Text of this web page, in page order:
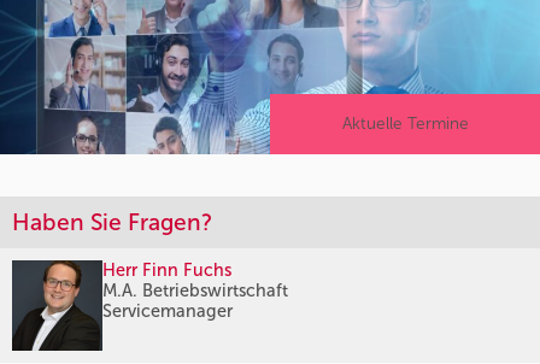
Haben Sie Fragen?
Herr Finn Fuchs
M.A. Betriebswirtschaft
Servicemanager
Aktuelle Termine